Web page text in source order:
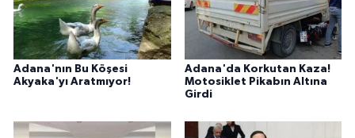
Adana'nın Bu Köşesi
Akyaka'yı Aratmıyor!
Adana'da Korkutan Kaza!
Motosiklet Pikabın Altına
Girdi